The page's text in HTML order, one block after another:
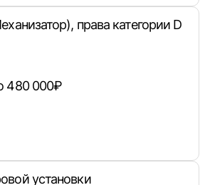
личный кабинет
Телефон
права категории D
480 000₽
установки